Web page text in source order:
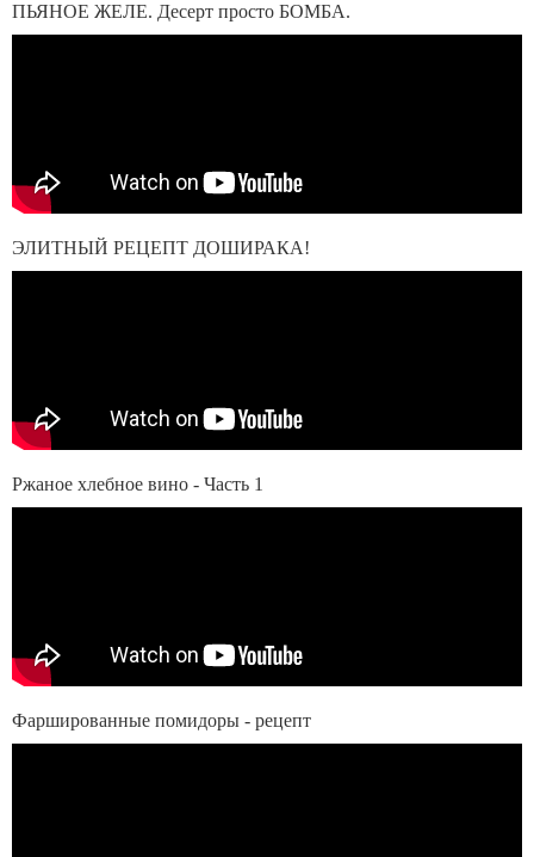
ПЬЯНОЕ ЖЕЛЕ. Десерт просто БОМБА.
ЭЛИТНЫЙ РЕЦЕПТ ДОШИРАКА!
Ржаное хлебное вино - Часть 1
Фаршированные помидоры - рецепт